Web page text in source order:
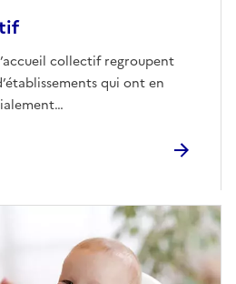
collectif regroupent
qui ont en